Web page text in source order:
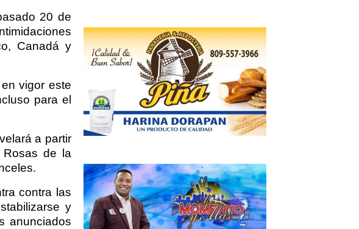
20 de
Canadá y
vigor este
para el
a partir
de la
contra las
y
anunciados